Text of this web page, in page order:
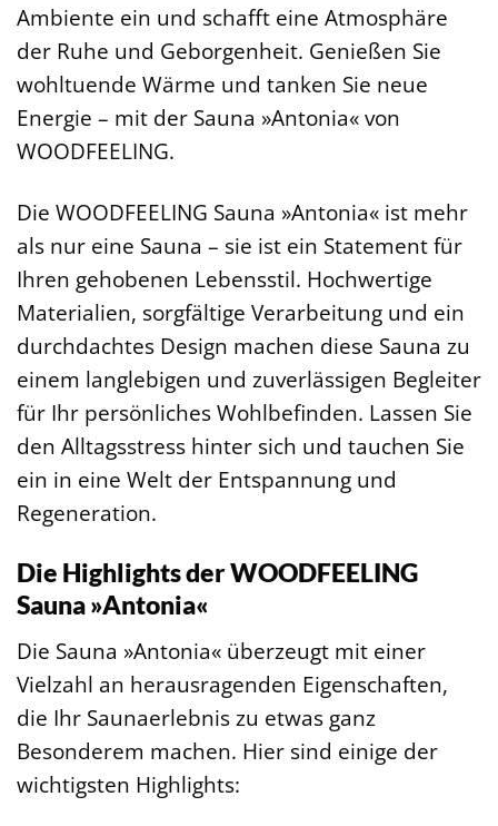
Ambiente ein und schafft eine Atmosphäre
der Ruhe und Geborgenheit. Genießen Sie
wohltuende Wärme und tanken Sie neue
Energie – mit der Sauna »Antonia« von
WOODFEELING.
Die WOODFEELING Sauna »Antonia« ist mehr
als nur eine Sauna – sie ist ein Statement für
Ihren gehobenen Lebensstil. Hochwertige
Materialien, sorgfältige Verarbeitung und ein
durchdachtes Design machen diese Sauna zu
einem langlebigen und zuverlässigen Begleiter
für Ihr persönliches Wohlbefinden. Lassen Sie
den Alltagsstress hinter sich und tauchen Sie
ein in eine Welt der Entspannung und
Regeneration.
Die Highlights der WOODFEELING
Sauna »Antonia«
Die Sauna »Antonia« überzeugt mit einer
Vielzahl an herausragenden Eigenschaften,
die Ihr Saunaerlebnis zu etwas ganz
Besonderem machen. Hier sind einige der
wichtigsten Highlights: